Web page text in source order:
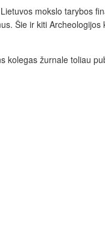
mokslo tarybos
Šie ir kiti
kolegas žurnale toliau